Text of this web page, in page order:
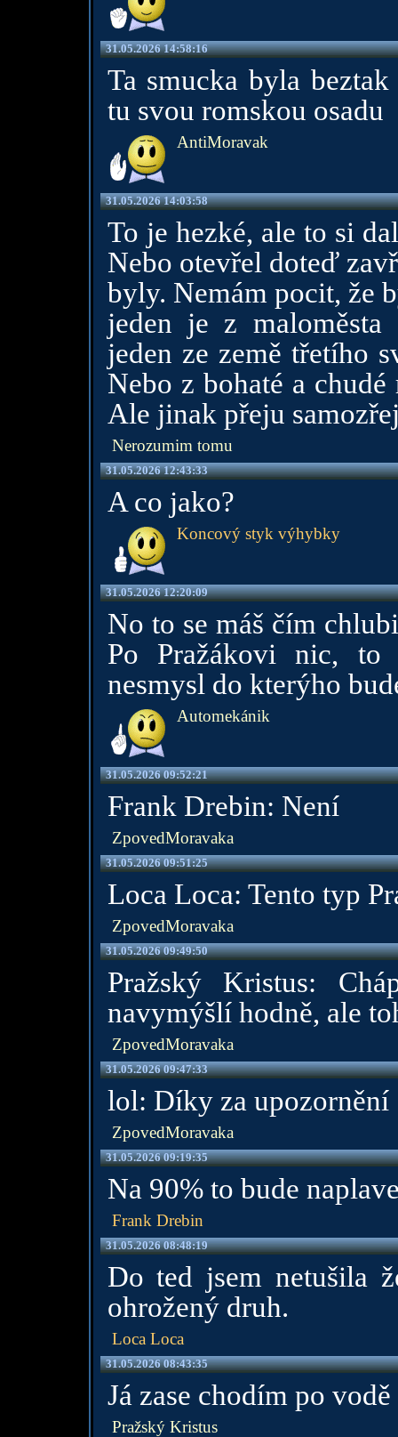
31.05.2026 14:58:16
Ta smucka byla
tu svou romskou osadu
AntiMoravak
31.05.2026 14:03:58
To je hezké, ale to si
Nebo otevřel doteď
byly. Nemám pocit, že
jeden je z
jeden ze země třetího
Nebo z bohaté a
Ale jinak přeju
Nerozumim tomu
31.05.2026 12:43:33
A co jako?
Koncový styk výhybky
31.05.2026 12:20:09
No to se máš čím
Po Pražákovi nic, to
nesmysl do kterýho
Automekánik
31.05.2026 09:52:21
Frank Drebin: Není
ZpovedMoravaka
31.05.2026 09:51:25
Loca Loca: Tento typ
ZpovedMoravaka
31.05.2026 09:49:50
Pražský Kristus:
navymýšlí hodně, ale
ZpovedMoravaka
31.05.2026 09:47:33
lol: Díky za upozornění
ZpovedMoravaka
31.05.2026 09:19:35
Na 90% to bude
Frank Drebin
31.05.2026 08:48:19
Do ted jsem netušila
ohrožený druh.
Loca Loca
31.05.2026 08:43:35
Já zase chodím po
Pražský Kristus